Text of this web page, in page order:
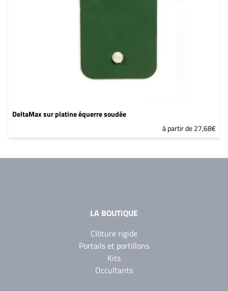
DeltaMax sur platine équerre soudée
à partir de 27,68€
LA BOUTIQUE
Clôture rigide
Portails et portillons
Kits
Occultants